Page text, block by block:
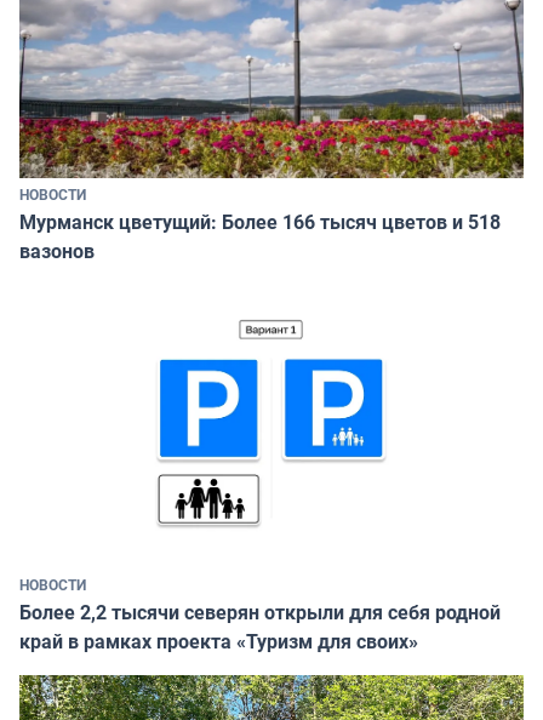
НОВОСТИ
Мурманск цветущий: Более 166 тысяч цветов и 518
вазонов
НОВОСТИ
Более 2,2 тысячи северян открыли для себя родной
край в рамках проекта «Туризм для своих»